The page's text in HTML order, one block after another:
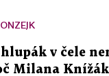
v čele
Milana